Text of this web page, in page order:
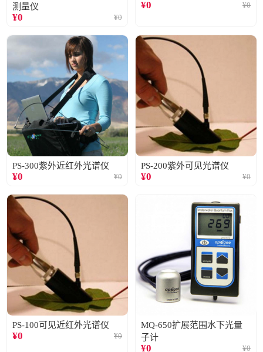
测量仪
¥0 ¥0
¥0 ¥0
PS-300紫外近红外光谱仪
¥0 ¥0
PS-200紫外可见光谱仪
¥0 ¥0
PS-100可见近红外光谱仪
¥0 ¥0
MQ-650扩展范围水下光量
子计
¥0 ¥0